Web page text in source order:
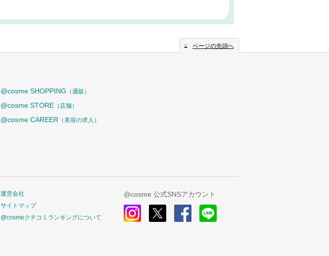
ページの先頭へ
@cosme SHOPPING （通販）
@cosme STORE （店舗）
@cosme CAREER （美容の求人）
運営会社
サイトマップ
@cosmeクチコミランキングについて
@cosme 公式SNSアカウント